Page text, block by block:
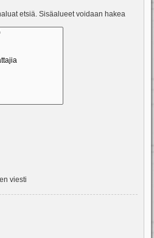
etsiä. Sisäalueet voidaan hakea
viesti